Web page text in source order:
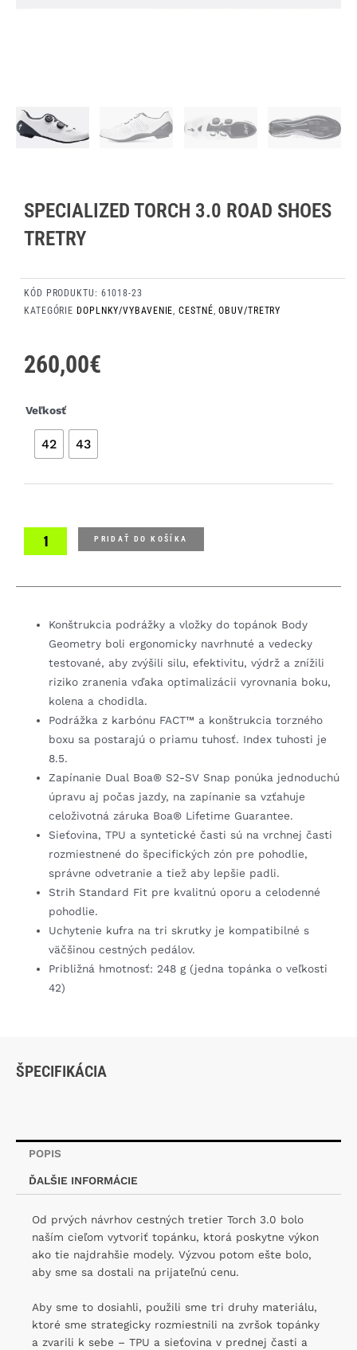
SPECIALIZED TORCH 3.0 ROAD SHOES
TRETRY
KÓD PRODUKTU: 61018-23
KATEGÓRIE DOPLNKY/VYBAVENIE ,CESTNÉ ,OBUV/TRETRY
Veľkosť
42 43
množstvo
Torch
3.0
PRIDAŤ DO KOŠÍKA
260,00€
Konštrukcia podrážky a vložky do topánok Body
Geometry boli ergonomicky navrhnuté a vedecky
testované, aby zvýšili silu, efektivitu, výdrž a znížili
riziko zranenia vďaka optimalizácii vyrovnania boku,
kolena a chodidla.
Podrážka z karbónu FACT™ a konštrukcia torzného
boxu sa postarajú o priamu tuhosť. Index tuhosti je
8.5.
Zapínanie Dual Boa® S2-SV Snap ponúka jednoduchú
úpravu aj počas jazdy, na zapínanie sa vzťahuje
celoživotná záruka Boa® Lifetime Guarantee.
Sieťovina, TPU a syntetické časti sú na vrchnej časti
rozmiestnené do špecifických zón pre pohodlie,
správne odvetranie a tiež aby lepšie padli.
Strih Standard Fit pre kvalitnú oporu a celodenné
pohodlie.
Uchytenie kufra na tri skrutky je kompatibilné s
väčšinou cestných pedálov.
Približná hmotnosť: 248 g (jedna topánka o veľkosti
42)
ŠPECIFIKÁCIA
POPIS
ĎALŠIE INFORMÁCIE
Od prvých návrhov cestných tretier Torch 3.0 bolo
naším cieľom vytvoriť topánku, ktorá poskytne výkon
ako tie najdrahšie modely. Výzvou potom ešte bolo,
aby sme sa dostali na prijateľnú cenu.
Aby sme to dosiahli, použili sme tri druhy materiálu,
ktoré sme strategicky rozmiestnili na zvršok topánky
a zvarili k sebe – TPU a sieťovina v prednej časti a